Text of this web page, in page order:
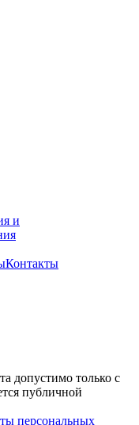
и
Контакты
допустимо только с
публичной
персональных